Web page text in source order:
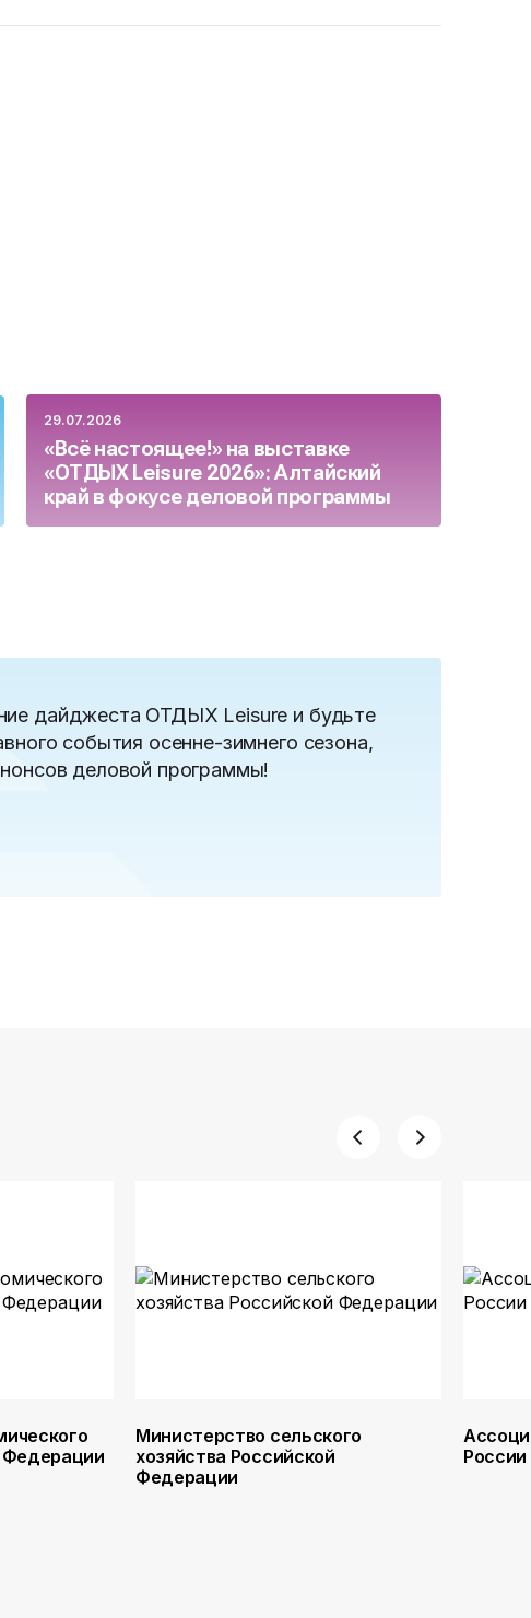
29.07.2026
«Всё настоящее!» на выставке
«ОТДЫХ Leisure 2026»: Алтайский
край в фокусе деловой программы
дайджеста ОТДЫХ Leisure и будьте
события осенне-зимнего сезона,
деловой программы!
Федерации
Министерство сельского
хозяйства Российской
Федерации
России